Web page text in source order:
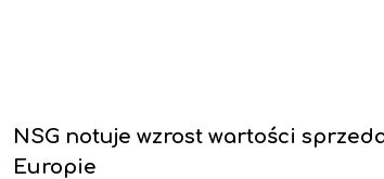
NSG notuje wzrost wartości
Europie